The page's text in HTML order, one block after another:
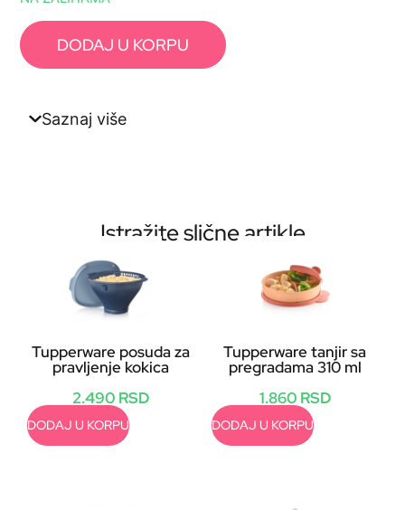
DODAJ U KORPU
Saznaj više
Istražite slične artikle
Tupperware posuda za
pravljenje kokica
2.490 RSD
DODAJ U KORPU
Tupperware tanjir sa
pregradama 310 ml
1.860 RSD
DODAJ U KORPU